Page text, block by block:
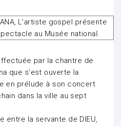
par la chantre de
que s’est ouverte la
en prélude à son concert
dans la ville au sept
entre la servante de DIEU,